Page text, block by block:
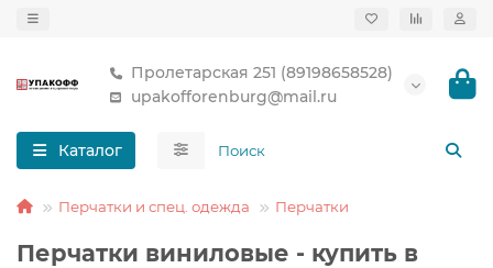
Пролетарская 251 (89198658528)
upakofforenburg@mail.ru
Каталог
Перчатки и спец. одежда Перчатки
Перчатки виниловые - купить в